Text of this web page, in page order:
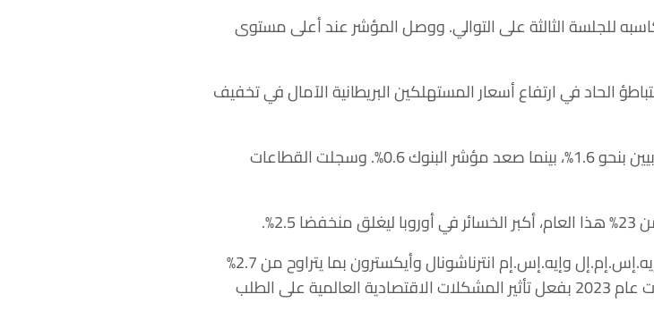
600 مرتفعا 0.4% موسعا مكاسبه للجلسة الثالثة على ‏التوالي. ووصل المؤشر عند أعلى مستوى
الحاد في ارتفاع ‏أسعار المستهلكين البريطانية الآمال في تخفيف
وارتفع مؤشرا قطاعي التعدين والرعاية الصحية الأوروبيين بنحو 1.6%، بينما ‏صعد مؤشر البنوك 0.6%. وسجلت القطاعات
وهبطت أسهم شركات أشباه الموصلات، بما في ذلك إيه.إس.إم.إل وإيه.إس.إم ‏انترناشونال وأيكسترون بما يتراوح من 2.7%
إلى 5.6% بعدما توقعت ‏تي.إس.إم.سي انخفاض مبيعات عام 2023 بفعل تأثير المشكلات الاقتصادية ‏العالمية على الطلب